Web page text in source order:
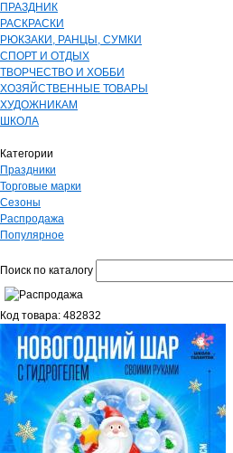
ПРАЗДНИК
РАСКРАСКИ
РЮКЗАКИ, РАНЦЫ, СУМКИ
СПОРТ И ОТДЫХ
ТВОРЧЕСТВО И ХОББИ
ХОЗЯЙСТВЕННЫЕ ТОВАРЫ
ХУДОЖНИКАМ
ШКОЛА
Категории
Праздники
Торговые марки
Сезоны
Распродажа
Популярное
Поиск по каталогу
Код товара: 482832